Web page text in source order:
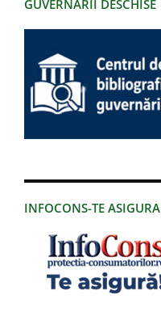
GUVERNĂRII DESCHISE
INFOCONS-TE ASIGURA